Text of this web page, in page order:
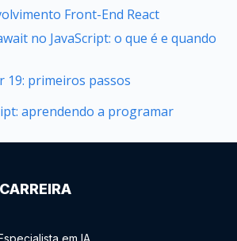
Front-End React
no JavaScript: o que é e quando
19: primeiros passos
aprendendo a programar
em IA